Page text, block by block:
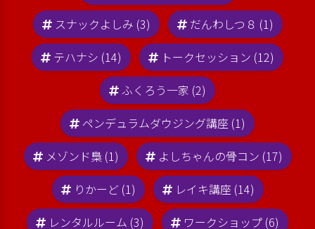
スナックよしみ (3)
だんわしつ８ (1)
テハナシ (14)
トークセッション (12)
ふくろう一家 (2)
ペンデュラムダウジング講座 (1)
メゾンド梟 (1)
よしちゃんの骨コン (17)
りかーど (1)
レイキ講座 (14)
レンタルルーム (3)
ワークショップ (6)